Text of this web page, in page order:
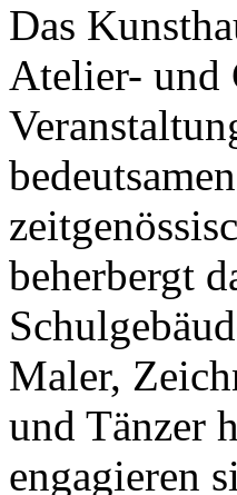
Das
Atelier- und
beherbergt
Maler,
und Tänzer
engagieren